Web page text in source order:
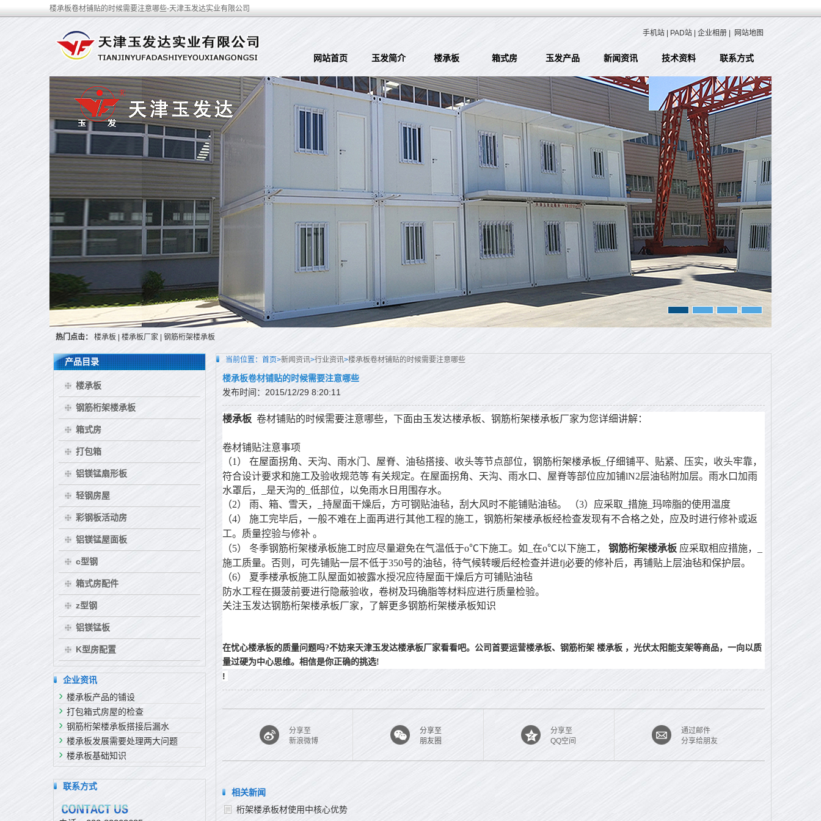
楼承板卷材铺贴的时候需要注意哪些-天津玉发达实业有限公司
手机站 PAD站 企业相册 网站地图
网站首页 玉发简介 楼承板 箱式房 玉发产品 新闻资讯 技术资料 联系方式
热门点击： 楼承板 楼承板厂家 钢筋桁架楼承板
当前位置： 首页>新闻资讯>行业资讯>楼承板卷材铺贴的时候需要注意哪些
楼承板卷材铺贴的时候需要注意哪些
发布时间：2015/12/29 8:20:11
楼承板 卷材铺贴的时候需要注意哪些，下面由玉发达楼承板、钢筋桁架楼承板厂家为您详细讲解：
卷材铺贴注意事项
（1）
在屋面拐角、天沟、雨水门、屋脊、油毡搭接、收头等节点部位，钢筋桁架楼承板_仔细铺平、贴紧、压实，收头牢靠，
符合设计要求和施工及验收规范等 有关规定。在屋面拐角、天沟、雨水口、屋脊等部位应加铺lN2层油毡附加层。雨水口加雨
水罩后，_是天沟的 低部位，以免雨水日用围存水。
（2）
雨、箱、雪天，_持屋面干燥后，方可钢贴油毡，刮大风时不能铺贴油毡。
（3）应采取_措施_玛啼脂的使用温度
（4）
施工完毕后，一般不难在上面再进行其他工程的施工，钢筋桁架楼承板经检查发现有不合格之处，应及时进行修补或返
工。质量控验与修补 。
（5）
冬季钢筋桁架楼承板施工时应尽量避免在气温低于o℃下施工。如_在o℃以下施工， 钢筋桁架楼承板 应采取相应措施，_
施工质量。否则，可先铺贴一层不低于350号的油毡，待气候转暖后经检查并进fj必要的修补后，再铺贴上层油毡和保护层。
（6）
夏季楼承板施工队屋面如被露水授况应待屋面干燥后方可铺贴油毡
防水工程在摄菠前要进行隐蔽验收，卷树及玛确脂等材料应进行质量检验。
关注玉发达钢筋桁架楼承板厂家，了解更多钢筋桁架楼承板知识
在忧心楼承板的质量问题吗?不妨来天津玉发达楼承板厂家看看吧。公司首要运营楼承板、钢筋桁架 楼承板 ，光伏太阳能支架等商品，一向以质
量过硬为中心思维。相信是你正确的挑选!
!
分享至
新浪微博
分享至
朋友圈
分享至
QQ空间
通过邮件
分享给朋友
相关新闻
桁架楼承板材使用中核心优势
产品目录
楼承板
钢筋桁架楼承板
箱式房
打包箱
铝镁锰扇形板
轻钢房屋
彩钢板活动房
铝镁锰屋面板
c型钢
箱式房配件
z型钢
铝镁锰板
K型房配置
企业资讯
楼承板产品的铺设
打包箱式房屋的检查
钢筋桁架楼承板搭接后漏水
楼承板发展需要处理两大问题
楼承板基础知识
联系方式